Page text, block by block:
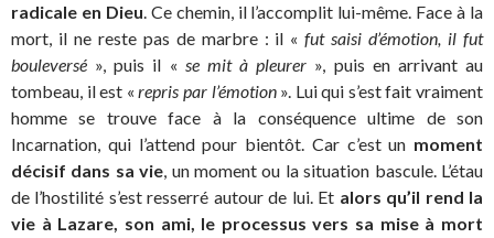
radicale en Dieu. Ce chemin, il l’accomplit lui-même. Face à la
mort, il ne reste pas de marbre : il «fut saisi d’émotion, il fut
bouleversé », puis il « se mit à pleurer », puis en arrivant au
tombeau, il est «repris par l’émotion». Lui qui s’est fait vraiment
homme se trouve face à la conséquence ultime de son
Incarnation, qui l’attend pour bientôt. Car c’est un moment
décisif dans sa vie, un moment ou la situation bascule. L’étau
de l’hostilité s’est resserré autour de lui. Et alors qu’il rend la
vie à Lazare, son ami, le processus vers sa mise à mort